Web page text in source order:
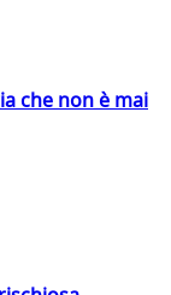
che non è mai